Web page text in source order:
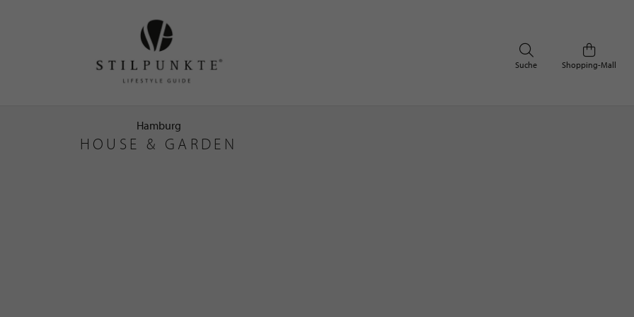
Shopping-Mall
Suche
HOUSE & GARDEN
Hamburg